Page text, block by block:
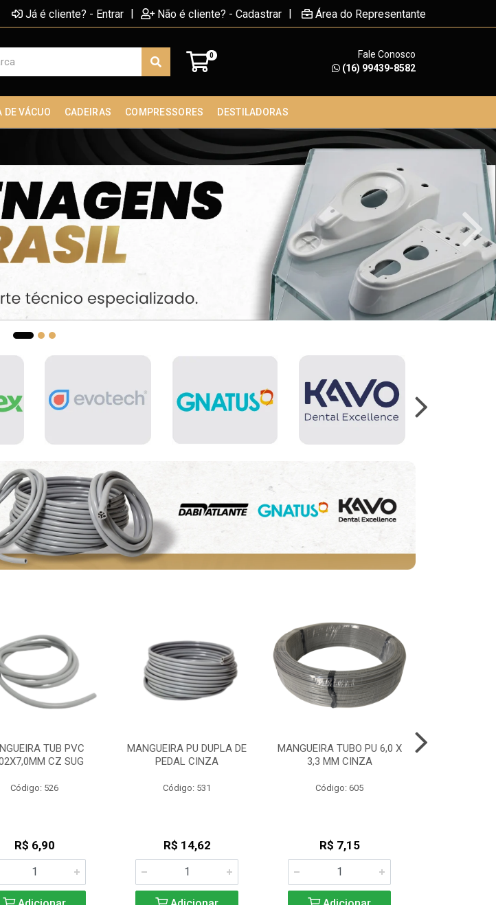
Já é cliente? - Entrar | Não é cliente? - Cadastrar | Área do Representante
0
Fale Conosco
(16) 99439-8582
DE VÁCUO CADEIRAS COMPRESSORES DESTILADORAS
TUB PVC
CZ SUG
Código: 526
R$ 6,90
MANGUEIRA PU DUPLA DE
PEDAL CINZA
Código: 531
R$ 14,62
MANGUEIRA TUBO PU 6,0 X
3,3 MM CINZA
Código: 605
R$ 7,15